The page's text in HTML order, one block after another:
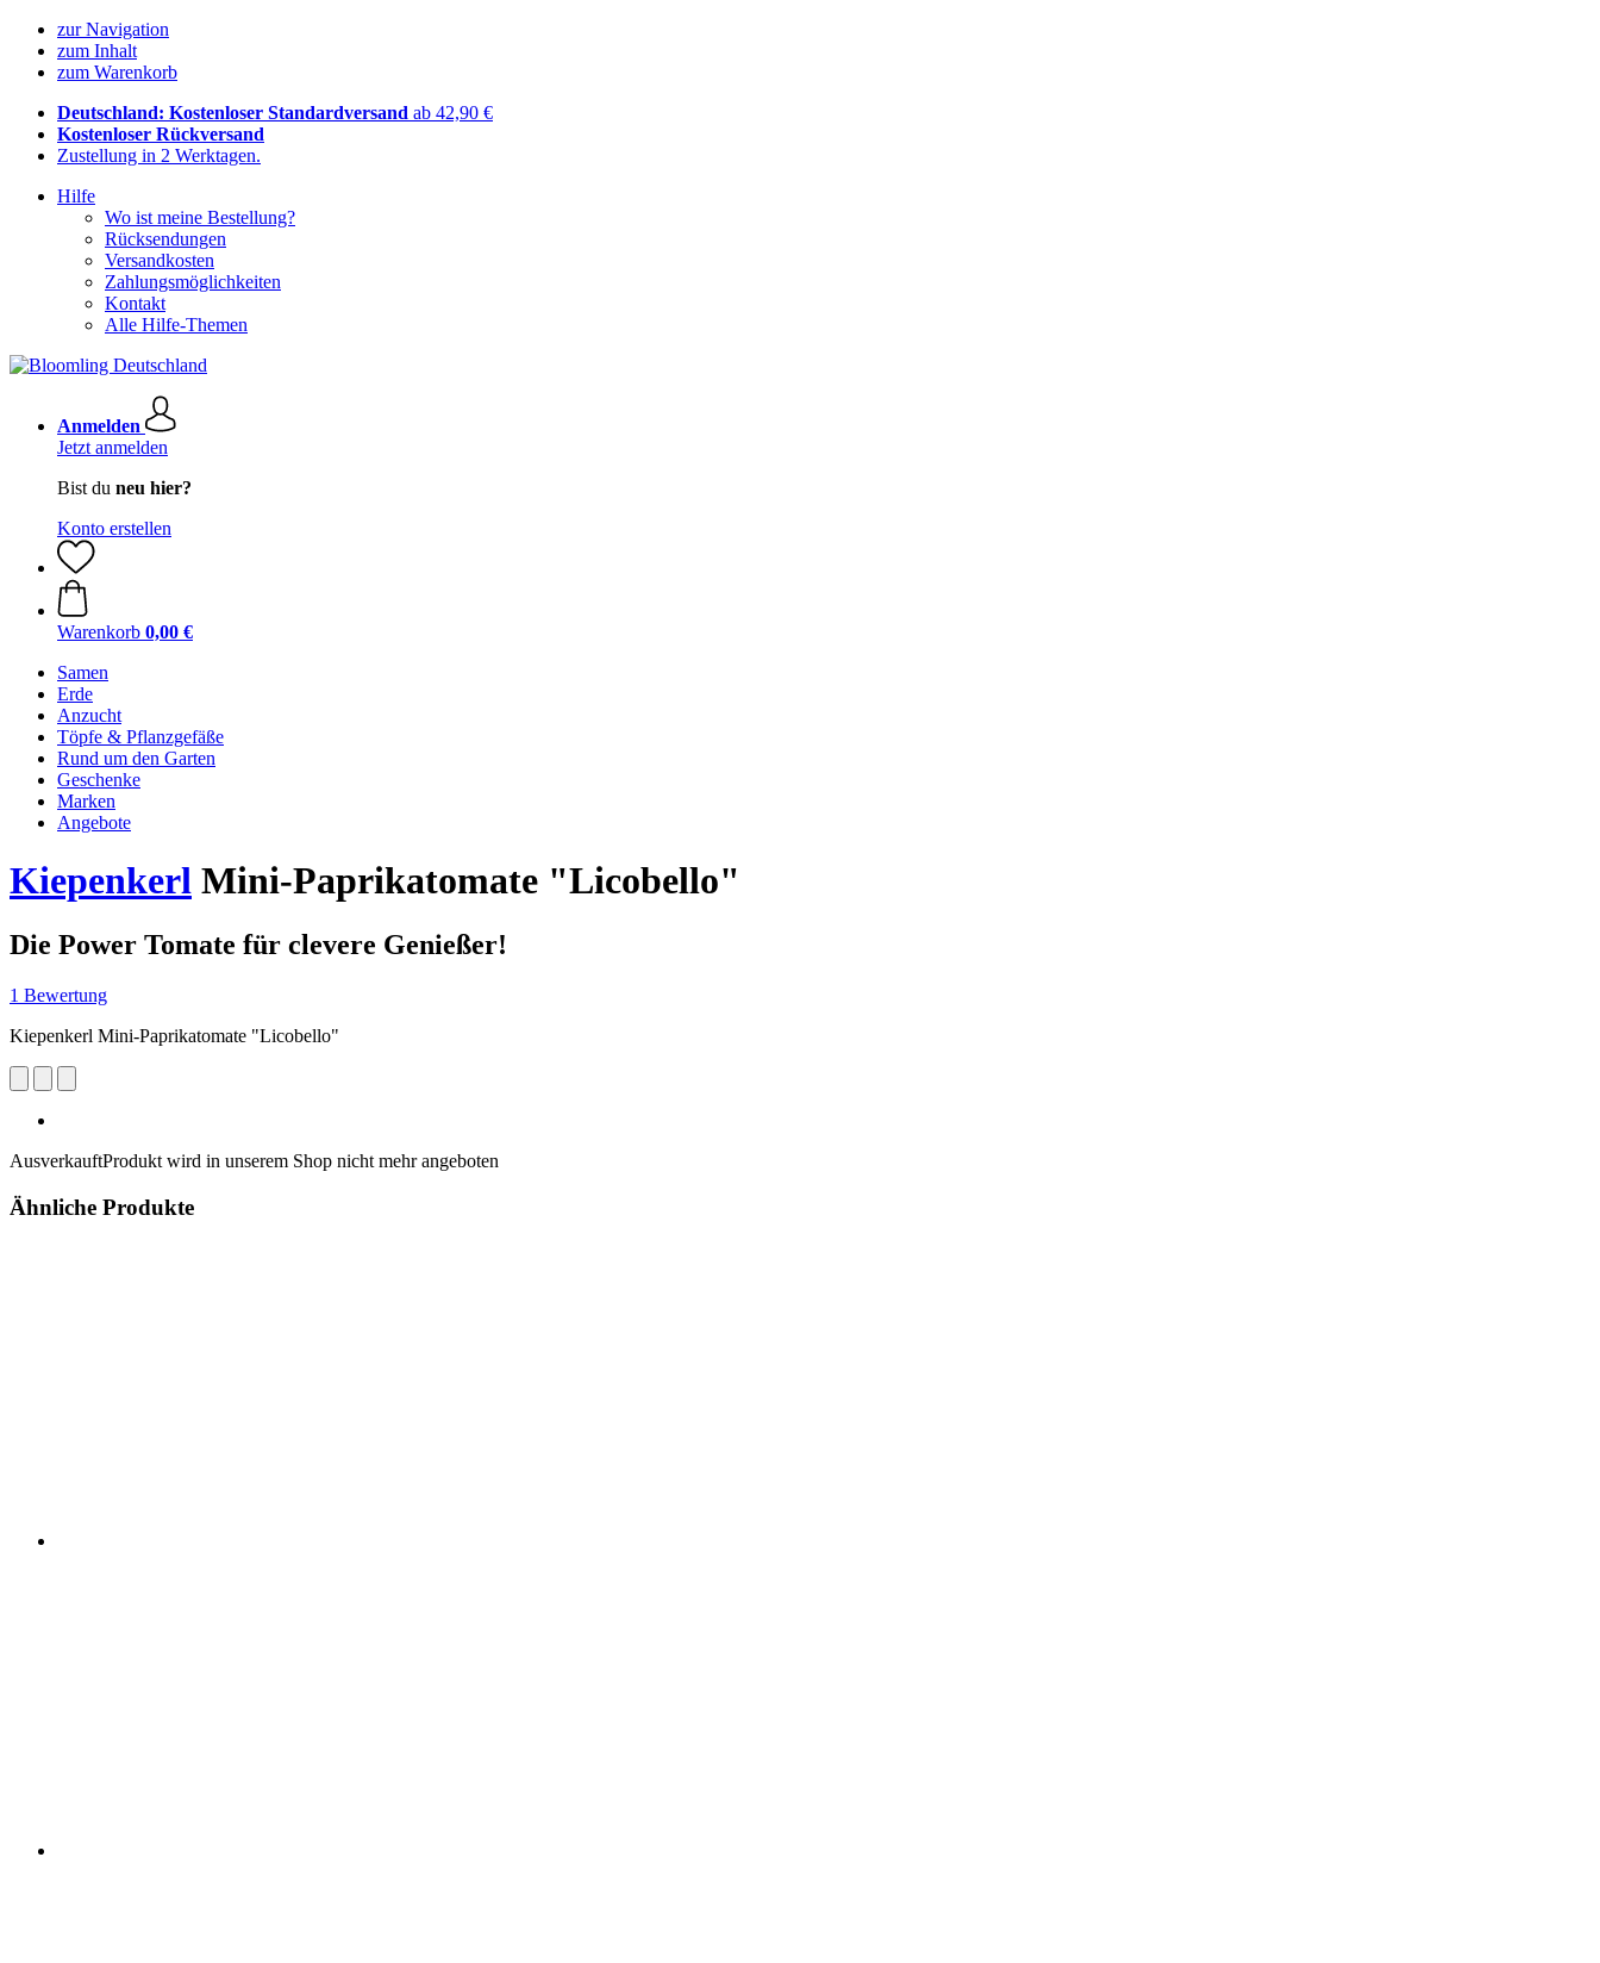
zur Navigation
zum Inhalt
zum Warenkorb
Deutschland: Kostenloser Standardversand ab 42,90 €
Kostenloser Rückversand
Zustellung in 2 Werktagen.
Hilfe
Wo ist meine Bestellung?
Rücksendungen
Versandkosten
Zahlungsmöglichkeiten
Kontakt
Alle Hilfe-Themen
Anmelden
Jetzt anmelden
Bist du neu hier?
Konto erstellen
Warenkorb 0,00 €
Samen
Erde
Anzucht
Töpfe & Pflanzgefäße
Rund um den Garten
Geschenke
Marken
Angebote
Kiepenkerl Mini-Paprikatomate "Licobello"
Die Power Tomate für clevere Genießer!
1 Bewertung
Kiepenkerl Mini-Paprikatomate "Licobello"
AusverkauftProdukt wird in unserem Shop nicht mehr angeboten
Ähnliche Produkte